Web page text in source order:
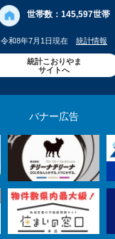
世帯数： 145,597世帯
令和8年7月1日現在 統計情報
統計こおりやま
サイトへ
バナー広告